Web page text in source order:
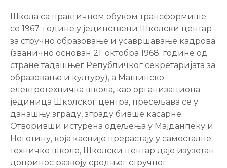
Школа са практичном обуком трансформише
се 1967. године у јединствени Школски центар
за стручно образовање и усавршавање кадрова
(званично основан 21. октобра 1968. године од
стране тадашњег Републичког секретаријата за
образовање и културу), а Машинско-
електротехничка школа, као организациона
јединица Школског центра, пресељава се у
данашњу зграду, зграду бивше касарне.
Oтворивши истурена одељења у Мајданпеку и
Неготину, која касније прерастају у самосталне
техничке школе, Школски центар даје изузетан
допринос развоју средњег стручног